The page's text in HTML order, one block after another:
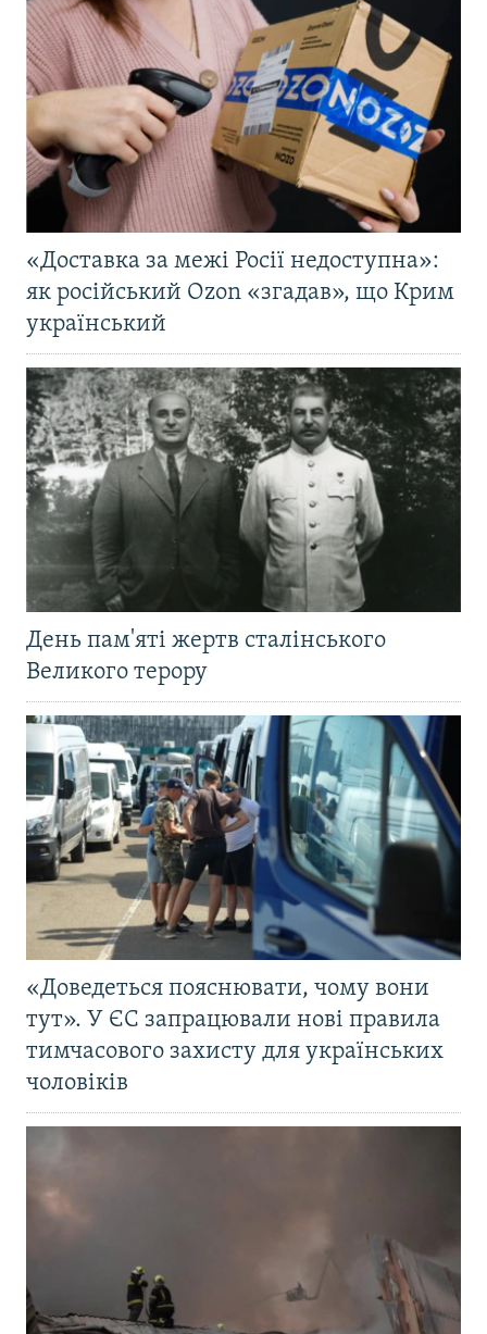
«Доставка за межі Росії недоступна»:
як російський Ozon «згадав», що Крим
український
День пам'яті жертв сталінського
Великого терору
«Доведеться пояснювати, чому вони
тут». У ЄС запрацювали нові правила
тимчасового захисту для українських
чоловіків